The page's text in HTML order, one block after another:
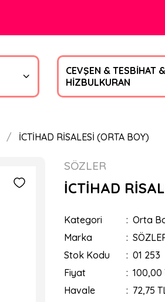
CEVŞEN & TESBİHAT &
HİZBULKURAN
İCTİHAD RİSALESİ (ORTA BOY)
SÖZLER
İCTİHAD
Kategori
Orta
Marka
Stok Kodu
01 253
Fiyat
100,00
Havale
72,75